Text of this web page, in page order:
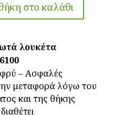
στο καλάθι
λουκέτα
– Ασφαλές
μεταφορά λόγω του
και της θήκης